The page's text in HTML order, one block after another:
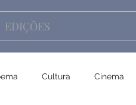
EDIÇÕES
Cultura Cinema